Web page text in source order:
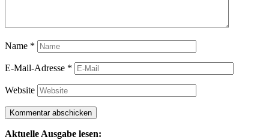
Name *
E-Mail-Adresse *
Website
Aktuelle Ausgabe lesen: